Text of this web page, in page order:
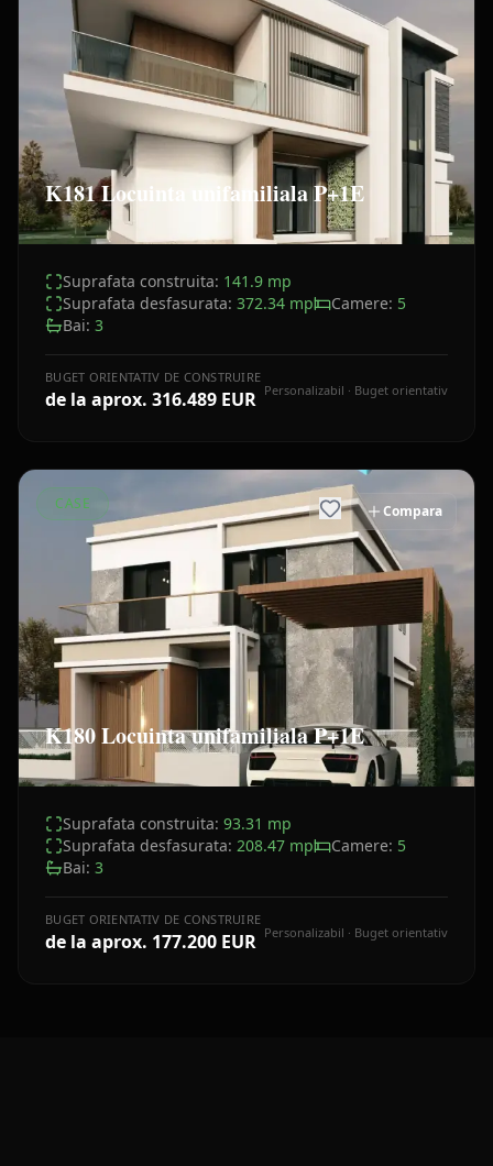
K181 Locuinta unifamiliala P+1E
Suprafata construita: 141.9 mp
Suprafata desfasurata: 372.34 mp Camere: 5
Bai: 3
BUGET ORIENTATIV DE CONSTRUIRE
de la aprox. 316.489 EUR Personalizabil · Buget orientativ
Compara
CASE
K180 Locuinta unifamiliala P+1E
Suprafata construita: 93.31 mp
Suprafata desfasurata: 208.47 mp Camere: 5
Bai: 3
BUGET ORIENTATIV DE CONSTRUIRE
de la aprox. 177.200 EUR Personalizabil · Buget orientativ